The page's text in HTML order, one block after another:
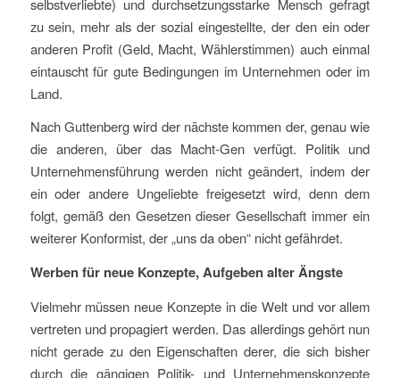
selbstverliebte) und durchsetzungsstarke Mensch gefragt
zu sein, mehr als der sozial eingestellte, der den ein oder
anderen Profit (Geld, Macht, Wählerstimmen) auch einmal
eintauscht für gute Bedingungen im Unternehmen oder im
Land.
Nach Guttenberg wird der nächste kommen der, genau wie
die anderen, über das Macht-Gen verfügt. Politik und
Unternehmensführung werden nicht geändert, indem der
ein oder andere Ungeliebte freigesetzt wird, denn dem
folgt, gemäß den Gesetzen dieser Gesellschaft immer ein
weiterer Konformist, der „uns da oben“ nicht gefährdet.
Werben für neue Konzepte, Aufgeben alter Ängste
Vielmehr müssen neue Konzepte in die Welt und vor allem
vertreten und propagiert werden. Das allerdings gehört nun
nicht gerade zu den Eigenschaften derer, die sich bisher
durch die gängigen Politik- und Unternehmenskonzepte